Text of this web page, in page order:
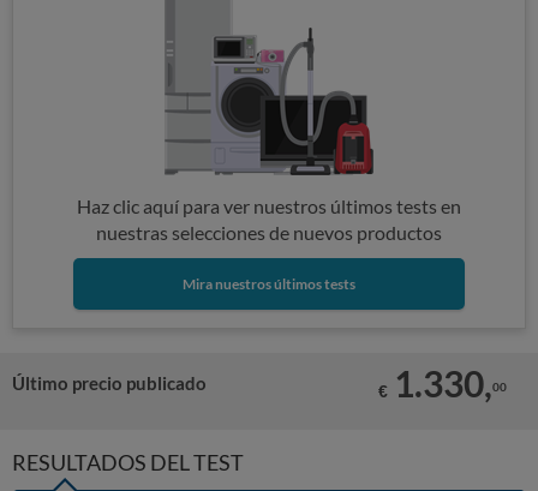
Haz clic aquí para ver nuestros últimos tests en
nuestras selecciones de nuevos productos
Mira nuestros últimos tests
Último precio publicado € 1.330,00
RESULTADOS DEL TEST